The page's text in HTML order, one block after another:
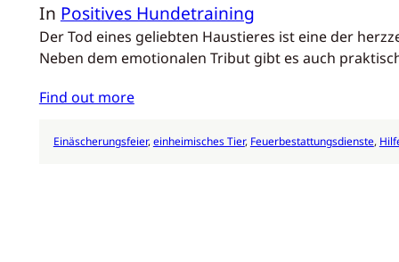
In Positives Hundetraining
Der Tod eines geliebten Haustieres ist eine der
Neben dem emotionalen Tribut gibt es auch
Find out more
Einäscherungsfeier, einheimisches Tier, Feuerbestattungsdienste,